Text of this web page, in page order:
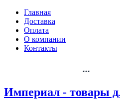
Главная
Доставка
Оплата
О компании
Контакты
...
Империал - товары